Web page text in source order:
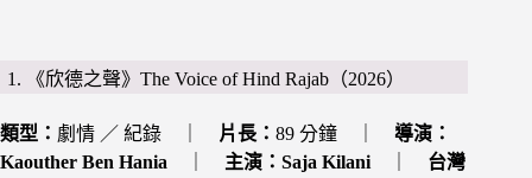
1. 《欣德之聲》The Voice of Hind Rajab（2026）
類型： 劇情 ／ 紀錄 ｜ 片長： 89 分鐘 ｜ 導演：
Kaouther Ben Hania
主演： Saja Kilani
台灣